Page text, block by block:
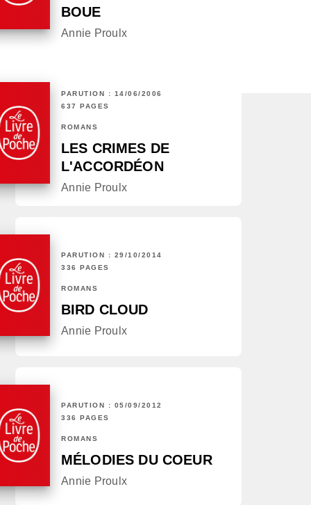
BOUE
Annie Proulx
PARUTION : 14/06/2006
637 PAGES
ROMANS
LES CRIMES DE
L'ACCORDÉON
Annie Proulx
PARUTION : 29/10/2014
336 PAGES
ROMANS
BIRD CLOUD
Annie Proulx
PARUTION : 05/09/2012
336 PAGES
ROMANS
MÉLODIES DU COEUR
Annie Proulx